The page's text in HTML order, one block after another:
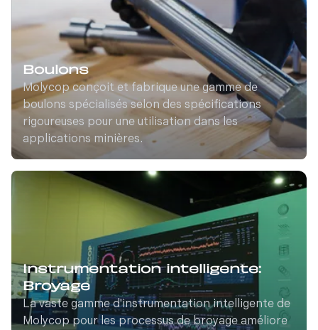
Boulons
Molycop conçoit et fabrique une gamme de
boulons spécialisés selon des spécifications
rigoureuses pour une utilisation dans les
applications minières.
Instrumentation intelligente:
Broyage
La vaste gamme d'instrumentation intelligente de
Molycop pour les processus de broyage améliore